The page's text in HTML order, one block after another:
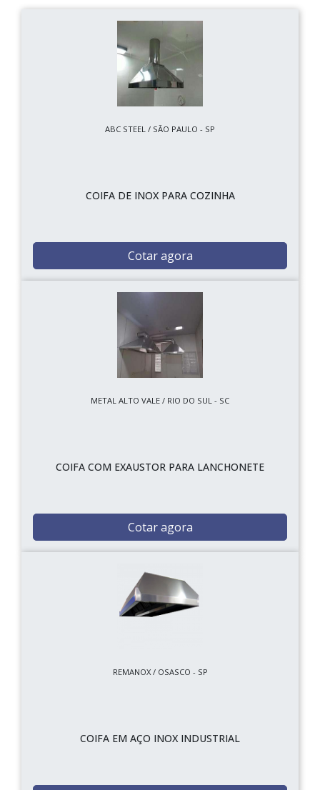
ABC STEEL / SÃO PAULO - SP
COIFA DE INOX PARA COZINHA
Cotar agora
METAL ALTO VALE / RIO DO SUL - SC
COIFA COM EXAUSTOR PARA LANCHONETE
Cotar agora
REMANOX / OSASCO - SP
COIFA EM AÇO INOX INDUSTRIAL